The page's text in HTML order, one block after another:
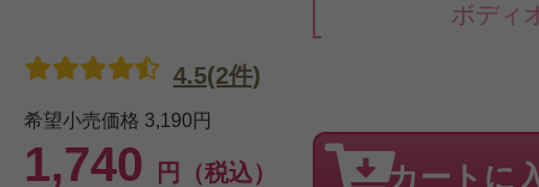
ボディ
希望小売価格 3,190円
1,740 円（税込）
4.5(2件)
カートに